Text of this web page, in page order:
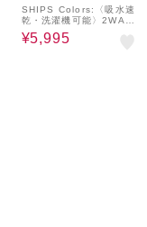
SHIPS Colors:〈吸水速
乾・洗濯機可能〉2WAY
ストレッチ ノーカラー
ジャケット◇
¥5,995